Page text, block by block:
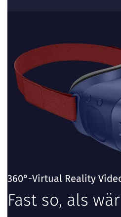
360°-Virtual Reality
Fast so, als